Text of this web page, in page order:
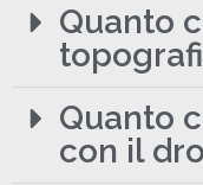
Quanto
Quanto
con il